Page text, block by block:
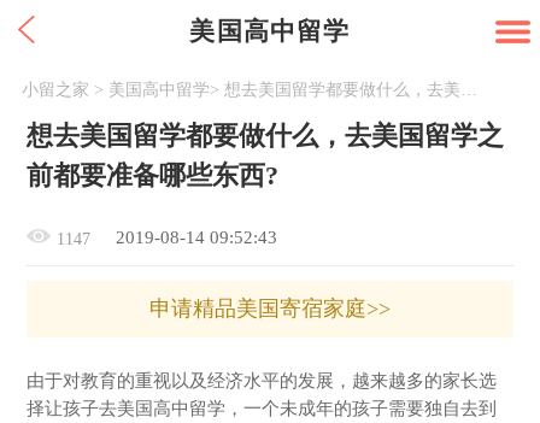
美国高中留学
小留之家 > 美国高中留学>
想去美国留学都要做什么，去美国留学之
前都要准备哪些东西?
1147 2019-08-14 09:52:43
申请精品美国寄宿家庭>>
由于对教育的重视以及经济水平的发展，越来越多的家长选
择让孩子去美国高中留学，一个未成年的孩子需要独自去到